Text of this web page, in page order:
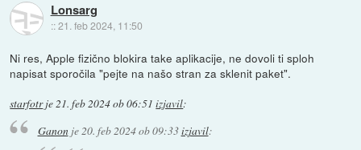
Lonsarg
::21. feb 2024, 11:50
Ni res, Apple fizično blokira take aplikacije, ne dovoli ti sploh
napisat sporočila "pejte na našo stran za sklenit paket".
starfotrje21. feb 2024 ob 06:51 izjavil:
Ganonje 20. feb 2024 ob 09:33izjavil: